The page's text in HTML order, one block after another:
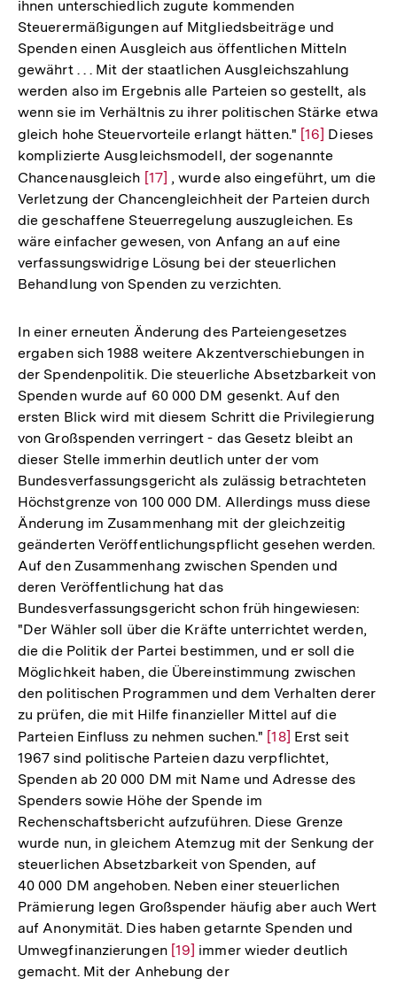
ihnen unterschiedlich zugute kommenden
Steuerermäßigungen auf Mitgliedsbeiträge und
Spenden einen Ausgleich aus öffentlichen Mitteln
gewährt . . . Mit der staatlichen Ausgleichszahlung
werden also im Ergebnis alle Parteien so gestellt, als
wenn sie im Verhältnis zu ihrer politischen Stärke etwa
gleich hohe Steuervorteile erlangt hätten." Zur
Auflösung
der
Fußnote
[16] Dieses
komplizierte Ausgleichsmodell, der sogenannte
Chancenausgleich Zur
Auflösung
der
Fußnote
[17] , wurde also eingeführt, um die
Verletzung der Chancengleichheit der Parteien durch
die geschaffene Steuerregelung auszugleichen. Es
wäre einfacher gewesen, von Anfang an auf eine
verfassungswidrige Lösung bei der steuerlichen
Behandlung von Spenden zu verzichten.
In einer erneuten Änderung des Parteiengesetzes
ergaben sich 1988 weitere Akzentverschiebungen in
der Spendenpolitik. Die steuerliche Absetzbarkeit von
Spenden wurde auf 60 000 DM gesenkt. Auf den
ersten Blick wird mit diesem Schritt die Privilegierung
von Großspenden verringert - das Gesetz bleibt an
dieser Stelle immerhin deutlich unter der vom
Bundesverfassungsgericht als zulässig betrachteten
Höchstgrenze von 100 000 DM. Allerdings muss diese
Änderung im Zusammenhang mit der gleichzeitig
geänderten Veröffentlichungspflicht gesehen werden.
Auf den Zusammenhang zwischen Spenden und
deren Veröffentlichung hat das
Bundesverfassungsgericht schon früh hingewiesen:
"Der Wähler soll über die Kräfte unterrichtet werden,
die die Politik der Partei bestimmen, und er soll die
Möglichkeit haben, die Übereinstimmung zwischen
den politischen Programmen und dem Verhalten derer
zu prüfen, die mit Hilfe finanzieller Mittel auf die
Parteien Einfluss zu nehmen suchen." Zur
Auflösung
der
[18] Erst seit
1967 sind politische Parteien dazu verpflichtet,
Spenden ab 20 000 DM mit Name und Adresse des
Spenders sowie Höhe der Spende im
Rechenschaftsbericht aufzuführen. Diese Grenze
wurde nun, in gleichem Atemzug mit der Senkung der
steuerlichen Absetzbarkeit von Spenden, auf
40 000 DM angehoben. Neben einer steuerlichen
Prämierung legen Großspender häufig aber auch Wert
auf Anonymität. Dies haben getarnte Spenden und
Umwegfinanzierungen Zur
Auflösung
[19] immer wieder deutlich
gemacht. Mit der Anhebung der